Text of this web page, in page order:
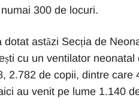
300 de locuri.
dotat astăzi Secția de
cu un ventilator
2.782 de copii, dintre
au venit pe lume 1.140